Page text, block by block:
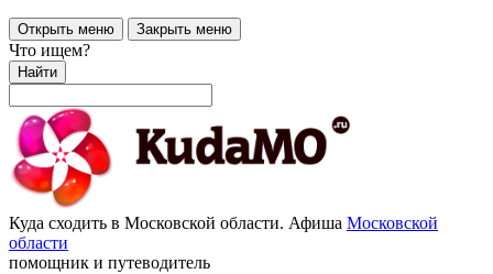
Открыть меню Закрыть меню
Что ищем?
Найти
Куда сходить в Московской области. Афиша Московской
области
помощник и путеводитель